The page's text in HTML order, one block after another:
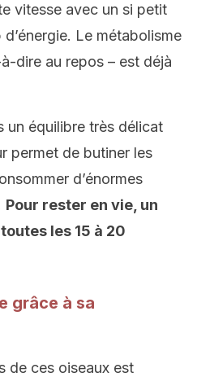
vitesse avec un si petit
Le métabolisme
dire au repos – est déjà
un équilibre très délicat
permet de butiner les
d’énormes
Pour rester en vie, un
les 15 à 20
grâce à sa
de ces oiseaux est